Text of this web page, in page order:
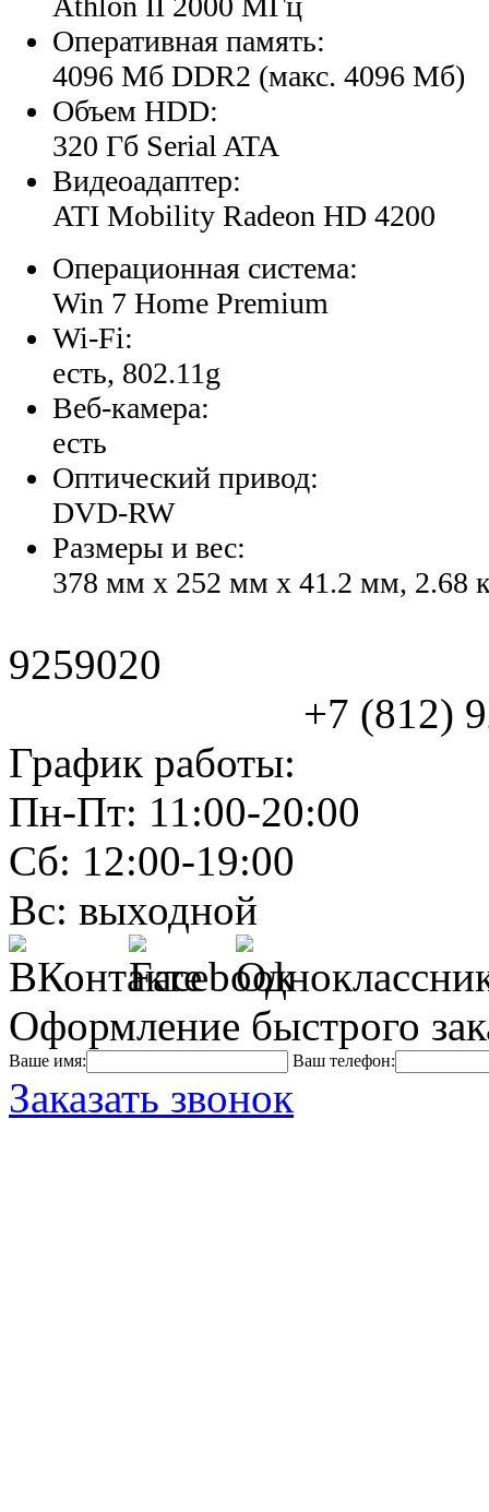
Оперативная память:
4096 Мб DDR2 (макс. 4096 Мб)
Объем HDD:
320 Гб Serial ATA
Видеоадаптер:
ATI Mobility Radeon HD 4200
Операционная система:
Win 7 Home Premium
Wi-Fi:
есть, 802.11g
Веб-камера:
есть
Оптический привод:
DVD-RW
Размеры и вес:
378 мм x 252 мм x 41.2 мм, 2.68
9259020
+7 (812)
График работы:
Пн-Пт: 11:00-20:00
Сб: 12:00-19:00
Вс: выходной
Оформление быстрого
Ваше имя: Ваш телефон:
Заказать звонок